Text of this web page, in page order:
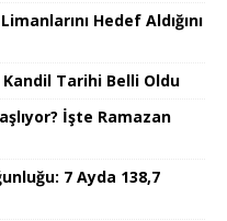
Hedef Aldığını
Tarihi Belli Oldu
İşte Ramazan
7 Ayda 138,7